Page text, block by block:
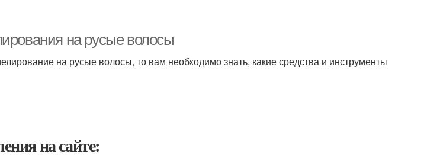
на русые волосы
на русые волосы, то вам необходимо знать, какие средства и инструменты
на сайте: